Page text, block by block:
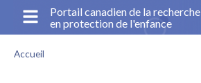
principal
Portail canadien de la recherche
en protection de l'enfance
Accueil